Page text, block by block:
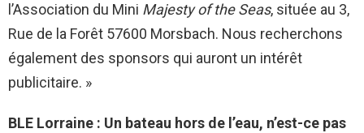
l’Association du Mini Majesty of the Seas, située au 3,
Rue de la Forêt 57600 Morsbach. Nous recherchons
également des sponsors qui auront un intérêt
publicitaire. »
BLE Lorraine : Un bateau hors de l’eau, n’est-ce pas